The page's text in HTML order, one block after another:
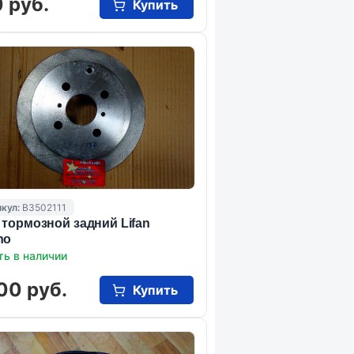
Купить
B3502111
задний Lifan
в наличии
руб. Купить